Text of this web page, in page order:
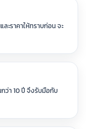
ะราคาให้ทราบก่อน จะ
ว่า 10 ปี จึงรับมือกับ